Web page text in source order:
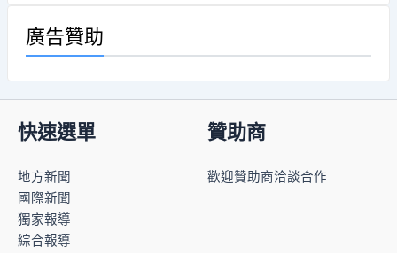
廣告贊助
快速選單
地方新聞
國際新聞
獨家報導
綜合報導
贊助商
歡迎贊助商洽談合作